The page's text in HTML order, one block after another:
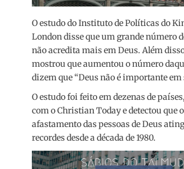
O estudo do Instituto de Políticas do
London disse que um grande número
não acredita mais em Deus. Além
mostrou que aumentou o número
dizem que “Deus não é importante em
O estudo foi feito em dezenas de
com o Christian Today e detectou que o
afastamento das pessoas de Deus
recordes desde a década de 1980.